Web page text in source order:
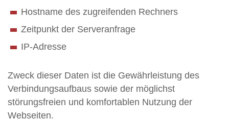
Hostname des zugreifenden Rechners
Zeitpunkt der Serveranfrage
IP-Adresse
Zweck dieser Daten ist die Gewährleistung des
Verbindungsaufbaus sowie der möglichst
störungsfreien und komfortablen Nutzung der
Webseiten.